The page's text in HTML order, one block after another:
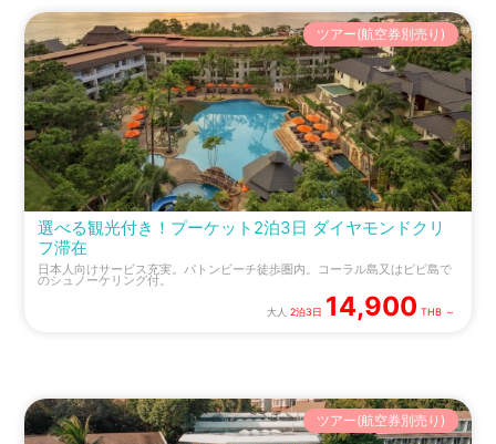
選べる観光付き！プーケット2泊3日 ダイヤモンドクリ
フ滞在
日本人向けサービス充実。パトンビーチ徒歩圏内。コーラル島又はピピ島で
のシュノーケリング付。
ツアー(航空券別売り)
大人 2泊3日 14,900 THB ～
ツアー(航空券別売り)